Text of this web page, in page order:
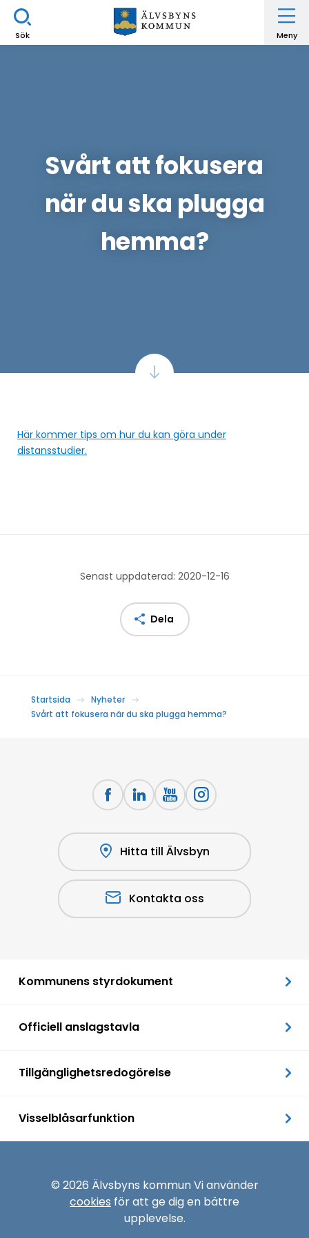
Sök Meny
Svårt att fokusera
när du ska plugga
hemma?
Här kommer tips om hur du kan göra under
distansstudier.
Senast uppdaterad: 2020-12-16
Dela
Startsida
Nyheter
Svårt att fokusera när du ska plugga hemma?
Hitta till Älvsbyn
Kontakta oss
Kommunens styrdokument
Officiell anslagstavla
Tillgänglighetsredogörelse
Visselblåsarfunktion
© 2026 Älvsbyns kommun Vi använder
cookies för att ge dig en bättre
upplevelse.